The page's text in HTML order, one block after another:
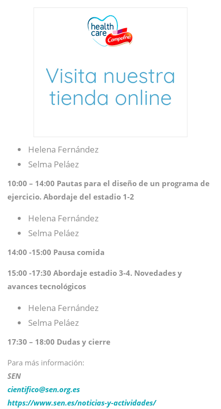
Helena Fernández
Selma Peláez
10:00 – 14:00 Pautas para el diseño de un programa de
ejercicio. Abordaje del estadio 1-2
Helena Fernández
Selma Peláez
14:00 -15:00 Pausa comida
15:00 -17:30 Abordaje estadio 3-4. Novedades y
avances tecnológicos
Helena Fernández
Selma Peláez
17:30 – 18:00 Dudas y cierre
Para más información:
SEN
cientifico@sen.org.es
https://www.sen.es/noticias-y-actividades/